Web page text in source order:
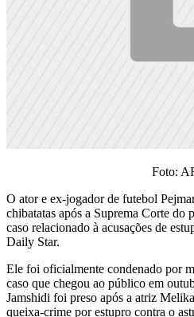
Foto:
O ator e ex-jogador de futebol
chibatatas após a Suprema Corte do
caso relacionado à acusações de
Daily Star.
Ele foi oficialmente condenado por
caso que chegou ao público em
Jamshidi foi preso após a atriz
queixa-crime por estupro contra o